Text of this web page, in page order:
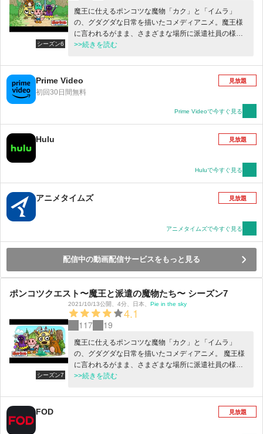
シーズン6
魔王に仕えるポンコツな魔物「カク」と「イムラ」
の、グダグダな日常を描いたコメディアニメ。魔王様
に言われるがまま、さまざまな場所に派遣社員の様に
飛ばされる二人。その度文句を言ったり、ケンカした
ようなグチをこぼす彼らは、果たして立派な魔物にな
れるのか！？監督脚本は「ヤイヤイ森のコミー」の松
本慶祐。プロデュースは「かよえ！チュー学」などの
>>続きを読む
Prime Video
初回30日間無料
見放題
Prime Videoで今すぐ見る
Hulu 見放題
Huluで今すぐ見る
アニメタイムズ 見放題
アニメタイムズで今すぐ見る
配信中の動画配信サービスをもっと見る
ポンコツクエスト〜魔王と派遣の魔物たち〜 シーズン7
シーズン7
2021/10/13公開 4分 日本 Pie in the sky
4.1
117 19
魔王に仕えるポンコツな魔物「カク」と「イムラ」
の、グダグダな日常を描いたコメディアニメ。 魔王様
に言われるがまま、さまざまな場所に派遣社員の様に
飛ばされる二人。その度文句を言ったり、ケンカした
ようなグチをこぼす彼らは、果たして立派な魔物にな
れるのか！？ 監督脚本は「ヤイヤイ森のコミー」の松
>>続きを読む
FOD 見放題